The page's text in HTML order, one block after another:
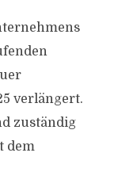
verlängert.
zuständig
dem